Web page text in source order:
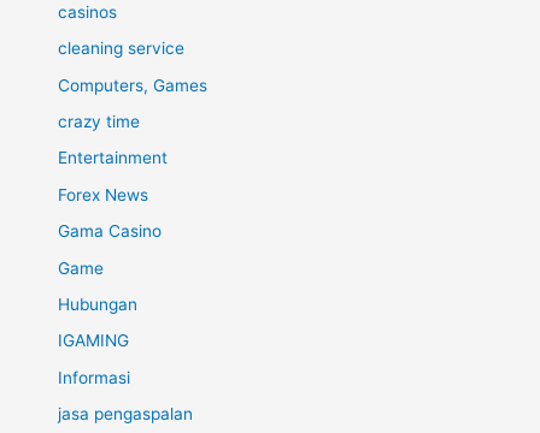
casinos
cleaning service
Computers, Games
crazy time
Entertainment
Forex News
Gama Casino
Game
Hubungan
IGAMING
Informasi
jasa pengaspalan